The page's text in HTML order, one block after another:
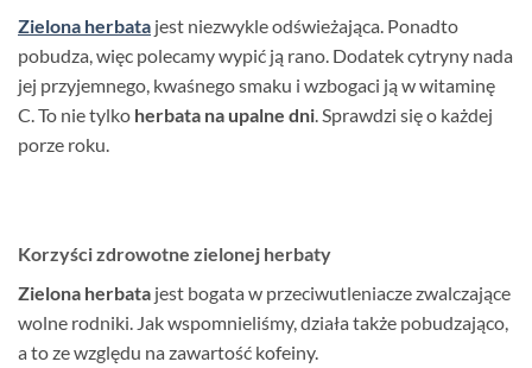
Zielona herbata jest niezwykle odświeżająca. Ponadto
pobudza, więc polecamy wypić ją rano. Dodatek cytryny nada
jej przyjemnego, kwaśnego smaku i wzbogaci ją w witaminę
C. To nie tylko herbata na upalne dni. Sprawdzi się o każdej
porze roku.
Korzyści zdrowotne zielonej herbaty
Zielona herbata jest bogata w przeciwutleniacze zwalczające
wolne rodniki. Jak wspomnieliśmy, działa także pobudzająco,
a to ze względu na zawartość kofeiny.